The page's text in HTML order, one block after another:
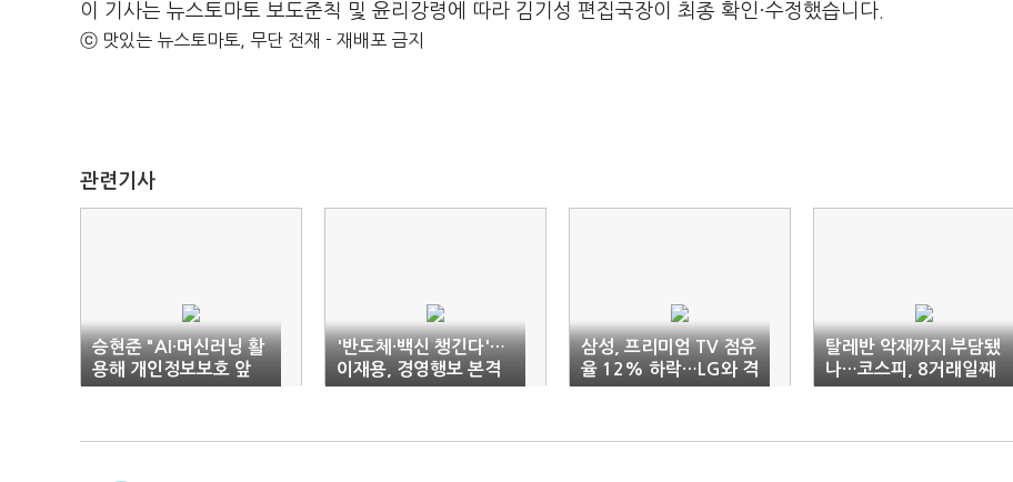
이 기사는 뉴스토마토 보도준칙 및 윤리강령에 따라 김기성 편집국장이 최종 확인·수정했습니다.
ⓒ 맛있는 뉴스토마토, 무단 전재 - 재배포 금지
관련기사
승현준 "AI·머신러닝 활
용해 개인정보보호 앞
장"
'반도체·백신 챙긴다'…
이재용, 경영행보 본격
화 속도
삼성, 프리미엄 TV 점유
율 12% 하락…LG와 격
차 축소
탈레반 악재까지 부담됐
나…코스피, 8거래일째
추락